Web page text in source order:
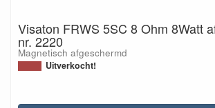
Visaton FRWS 5SC 8 Ohm 8Watt
nr. 2220
Magnetisch afgeschermd
Uitverkocht!